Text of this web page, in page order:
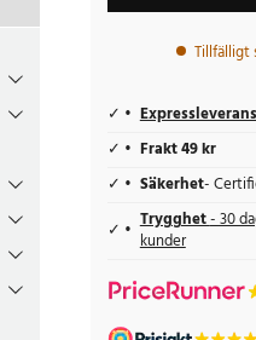
Tillfälligt
Expressleverans
Frakt 49 kr
Säkerhet-
Trygghet- 30
kunder